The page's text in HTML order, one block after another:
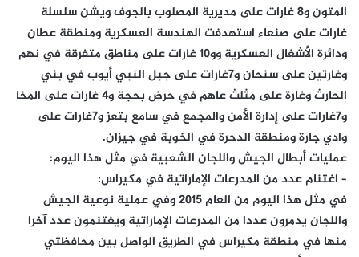
المتون و8 غارات على مديرية المصلوب بالجوف ويشن سلسلة
غارات على صنعاء استهدفت الهندسة العسكرية ومنطقة عطان
ودائرة الأشغال العسكرية وو10 غارات على مناطق متفرقة في نهم
وغارتين على سنحان و7غارات على جبل النبي أيوب في بني
الحارث وغارة على مثلث عاهم في حرض بحجة و4 غارات على المخا
و7غارات على إدارة الأمن والمجمع في سامع بتعز و7غارات على
وادي جارة ومنطقة الدحرة في الخوبة في جيزان.
عمليات أبطال الجيش واللجان الشعبية في مثل هذا اليوم:
– اغتنام عدد من المدرعات الإماراتية في مكيراس:
في مثل هذا اليوم من العام 2015 وفي عملية نوعية الجيش
واللجان يدمرون عددا من المدرعات الإماراتية ويغتنمون عدد آخرا
منها في منطقة مكيراس في الطريق الواصل بين محافظتي